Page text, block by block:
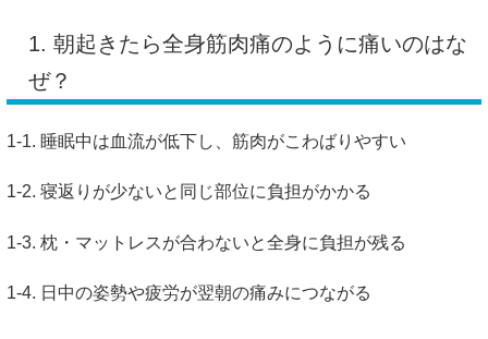
1. 朝起きたら全身筋肉痛のように痛いのはな
ぜ？
1-1. 睡眠中は血流が低下し、筋肉がこわばりやすい
1-2. 寝返りが少ないと同じ部位に負担がかかる
1-3. 枕・マットレスが合わないと全身に負担が残る
1-4. 日中の姿勢や疲労が翌朝の痛みにつながる